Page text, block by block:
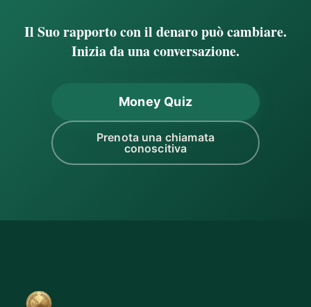
Il Suo rapporto con il denaro può cambiare.
Inizia da una conversazione.
Money Quiz
Prenota una chiamata
conoscitiva